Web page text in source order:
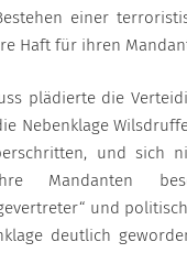
einer
Haft für ihren
plädierte die
Nebenklage
und sich
Mandanten
und
deutlich